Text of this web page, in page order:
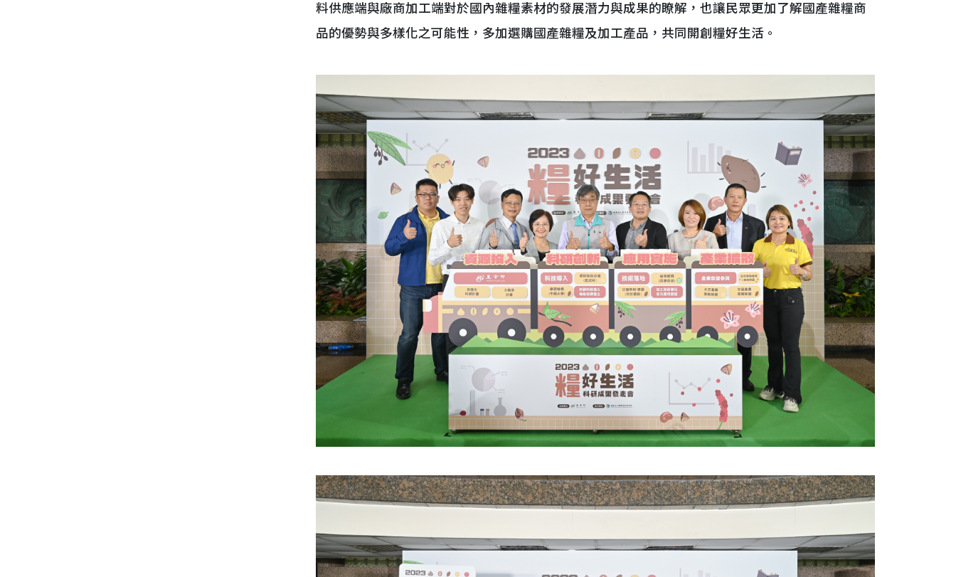
料供應端與廠商加工端對於國內雜糧素材的發展潛力與成果的瞭解，也讓民眾更加了解國產雜糧商
品的優勢與多樣化之可能性，多加選購國產雜糧及加工產品，共同開創糧好生活。